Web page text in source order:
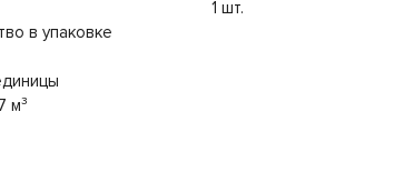
в упаковке
м³
1 шт.